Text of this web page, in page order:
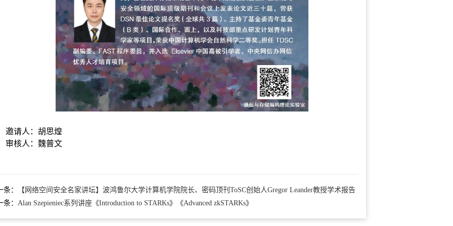
邀请人：胡思煌
审核人：魏普文
条：
【网络空间安全名家讲坛】波鸿鲁尔大学计算机学院院长、密码顶刊ToSC创始人Gregor Leander教授学术报告
条： Alan Szepieniec系列讲座《Introduction to STARKs》《Advanced zkSTARKs》